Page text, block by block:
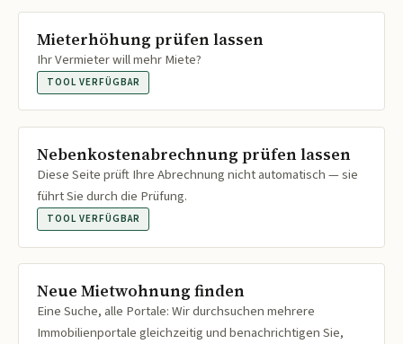
Mieterhöhung prüfen lassen
Ihr Vermieter will mehr Miete?
TOOL VERFÜGBAR
Nebenkostenabrechnung prüfen lassen
Diese Seite prüft Ihre Abrechnung nicht automatisch — sie
führt Sie durch die Prüfung.
TOOL VERFÜGBAR
Neue Mietwohnung finden
Eine Suche, alle Portale: Wir durchsuchen mehrere
Immobilienportale gleichzeitig und benachrichtigen Sie,